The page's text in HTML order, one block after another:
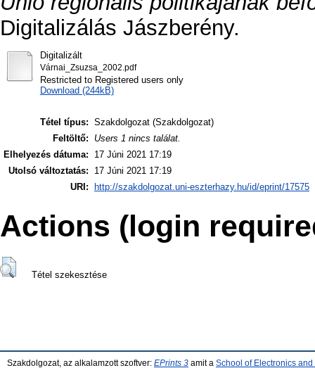
Digitalizálás Jászberény.
Digitalizált
Várnai_Zsuzsa_2002.pdf
Restricted to Registered users only
Download (244kB)
Tétel típus: Szakdolgozat (Szakdolgozat)
Feltöltő:
Users 1 nincs találat.
Elhelyezés dátuma:
17 Júni 2021 17:19
Utolsó változtatás:
17 Júni 2021 17:19
URI:
http://szakdolgozat.uni-eszterhazy.hu/id/eprint/17575
Actions (login
Tétel szekesztése
Szakdolgozat, az alkalamzott szoftver: EPrints 3 amit a School of Electronics